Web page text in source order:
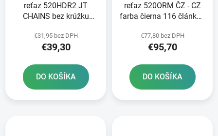
reťaz 520HDR2 JT
CHAINS bez krúžku
vrátane rozpojovacej
spojky
€31,95 bez DPH
€39,30
DO KOŠÍKA
reťaz 520ORM ČZ - CZ
farba čierna 116 článkov
spojky CLIP
€77,80 bez DPH
€95,70
DO KOŠÍKA